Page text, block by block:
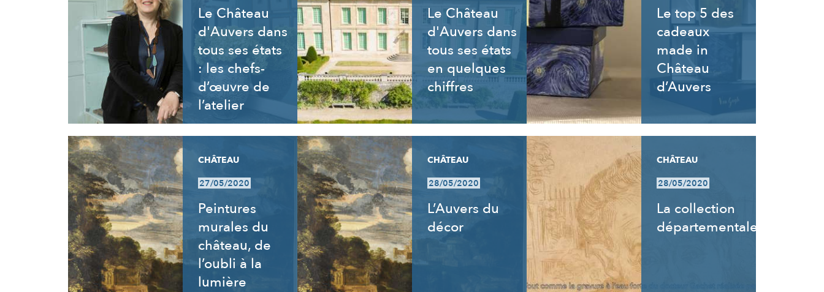
Le Château
d'Auvers dans
tous ses états
: les chefs-
d’œuvre de
l’atelier
Le Château
d'Auvers dans
tous ses états
en quelques
chiffres
Le top 5 des
cadeaux
made in
Château
d’Auvers
CHÂTEAU
27/05/2020
Peintures
murales du
château, de
l’oubli à la
lumière
CHÂTEAU
28/05/2020
L’Auvers du
décor
CHÂTEAU
28/05/2020
La collection
départementale